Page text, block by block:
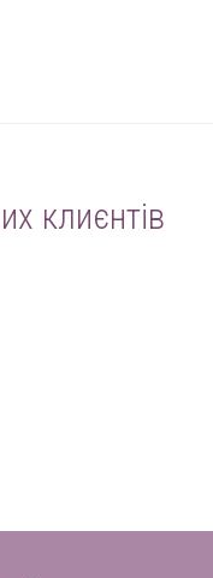
клиєнтів